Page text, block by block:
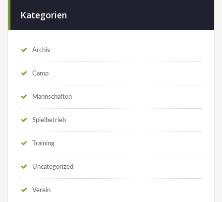
Kategorien
Archiv
Camp
Mannschaften
Spielbetrieb
Training
Uncategorized
Verein